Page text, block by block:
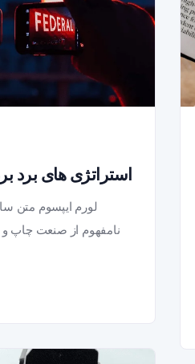
استراتژی های برد
لورم ایپسوم متن
نامفهوم از صنعت چاپ و